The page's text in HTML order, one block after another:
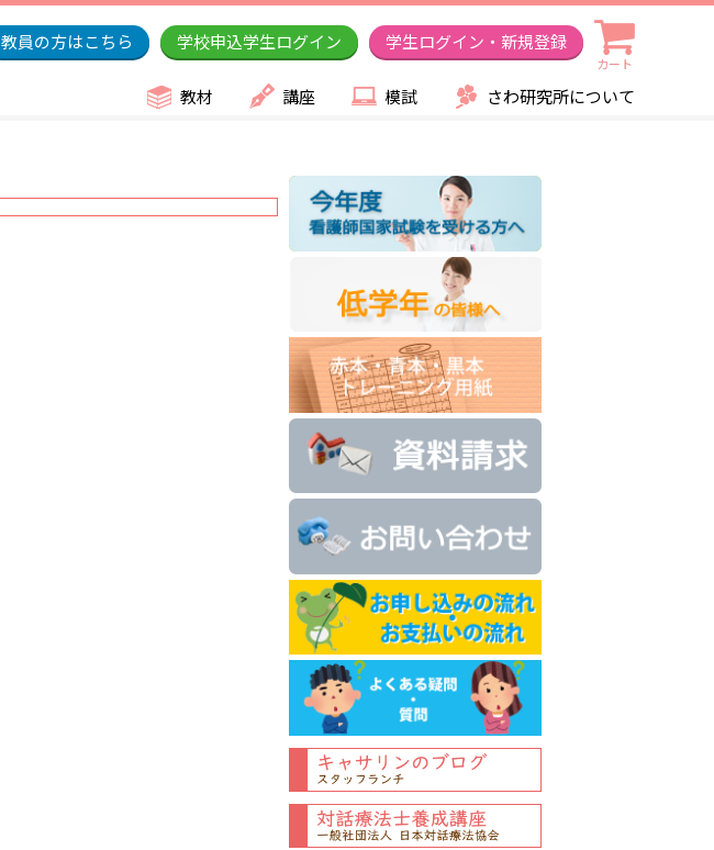
教員の方はこちら 学校申込学生ログイン 学生ログイン・新規登録
カート
教材 講座 模試 さわ研究所について